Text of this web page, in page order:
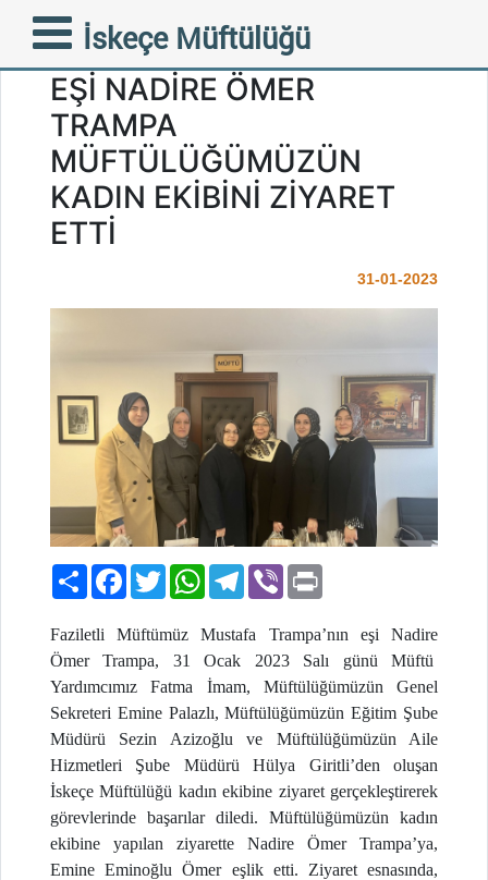
İskeçe Müftülüğü
FAZİLETLİ MÜFTÜMÜZ
MUSTAFA TRAMPA’NIN
EŞİ NADİRE ÖMER
TRAMPA
MÜFTÜLÜĞÜMÜZÜN
KADIN EKİBİNİ ZİYARET
ETTİ
31-01-2023
PaylaşFacebook
TwitterWhatsAppTelegram
Viber
Faziletli Müftümüz Mustafa Trampa’nın eşi Nadire
Ömer Trampa, 31 Ocak 2023 Salı günü Müftü
Yardımcımız Fatma İmam, Müftülüğümüzün Genel
Sekreteri Emine Palazlı, Müftülüğümüzün Eğitim Şube
Müdürü Sezin Azizoğlu ve Müftülüğümüzün Aile
Hizmetleri Şube Müdürü Hülya Giritli’den oluşan
İskeçe Müftülüğü kadın ekibine ziyaret gerçekleştirerek
görevlerinde başarılar diledi. Müftülüğümüzün kadın
ekibine yapılan ziyarette Nadire Ömer Trampa’ya,
Emine Eminoğlu Ömer eşlik etti. Ziyaret esnasında,